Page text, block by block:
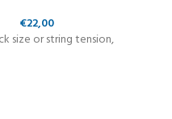
€22,00
size or string tension,